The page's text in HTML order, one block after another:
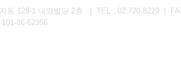
동 128-1 대영빌딩 2층 | TEL : 02.720.8229 |
86-62356